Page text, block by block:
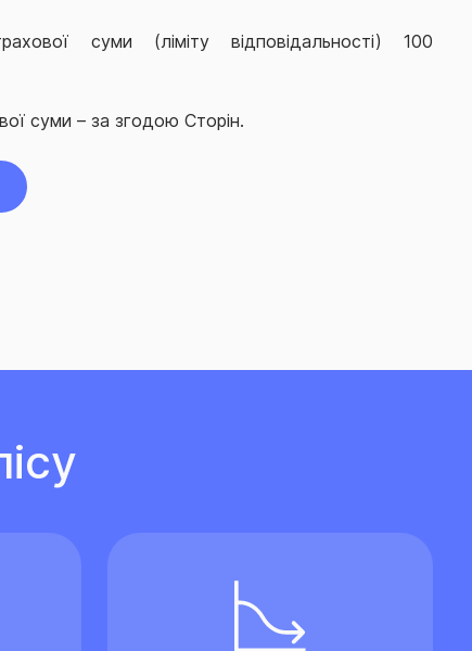
суми (ліміту відповідальності) 100
суми – за згодою Сторін.